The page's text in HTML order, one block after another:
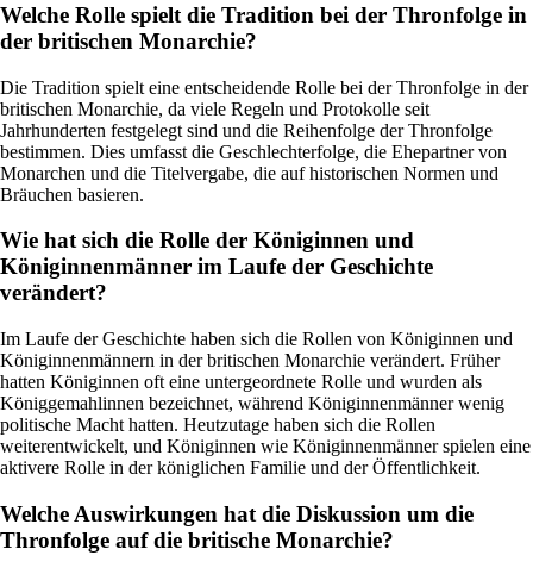
Welche Rolle spielt die Tradition bei der Thronfolge in
der britischen Monarchie?
Die Tradition spielt eine entscheidende Rolle bei der Thronfolge in der
britischen Monarchie, da viele Regeln und Protokolle seit
Jahrhunderten festgelegt sind und die Reihenfolge der Thronfolge
bestimmen. Dies umfasst die Geschlechterfolge, die Ehepartner von
Monarchen und die Titelvergabe, die auf historischen Normen und
Bräuchen basieren.
Wie hat sich die Rolle der Königinnen und
Königinnenmänner im Laufe der Geschichte
verändert?
Im Laufe der Geschichte haben sich die Rollen von Königinnen und
Königinnenmännern in der britischen Monarchie verändert. Früher
hatten Königinnen oft eine untergeordnete Rolle und wurden als
Königgemahlinnen bezeichnet, während Königinnenmänner wenig
politische Macht hatten. Heutzutage haben sich die Rollen
weiterentwickelt, und Königinnen wie Königinnenmänner spielen eine
aktivere Rolle in der königlichen Familie und der Öffentlichkeit.
Welche Auswirkungen hat die Diskussion um die
Thronfolge auf die britische Monarchie?